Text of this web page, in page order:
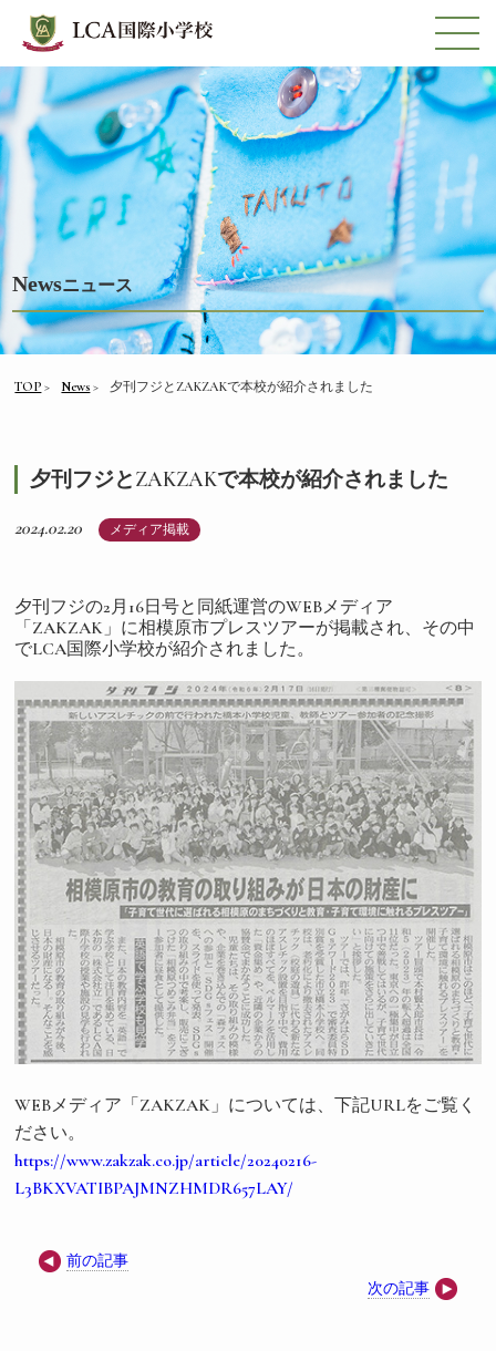
Newsニュース
TOP News 夕刊フジとZAKZAKで本校が紹介されました
夕刊フジとZAKZAKで本校が紹介されました
2024.02.20 メディア掲載
夕刊フジの2月16日号と同紙運営のWEBメディア
「ZAKZAK」に相模原市プレスツアーが掲載され、その中
でLCA国際小学校が紹介されました。
WEBメディア「ZAKZAK」については、下記URLをご覧く
ださい。
https://www.zakzak.co.jp/article/20240216-
L3BKXVATIBPAJMNZHMDR657LAY/
前の記事
次の記事